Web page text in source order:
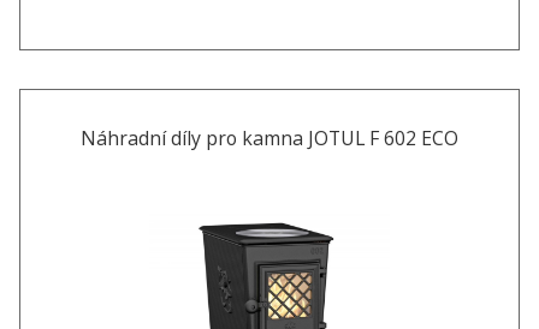
Náhradní díly pro kamna JOTUL F 602 ECO